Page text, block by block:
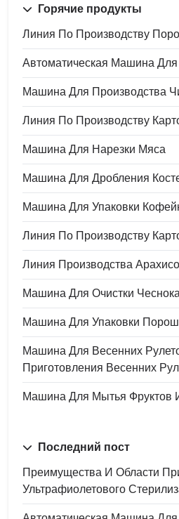
Горячие продукты
Линия По Производству
Автоматическая Машина
Машина Для Производства
Линия По Производству
Машина Для Нарезки Мяса
Машина Для Дробления
Машина Для Упаковки
Линия По Производству
Линия Производства
Машина Для Очистки
Машина Для Упаковки
Машина Для Весенних
Приготовления Весенних
Машина Для Мытья Фруктов
Последний пост
Преимущества И Области
Ультрафиолетового